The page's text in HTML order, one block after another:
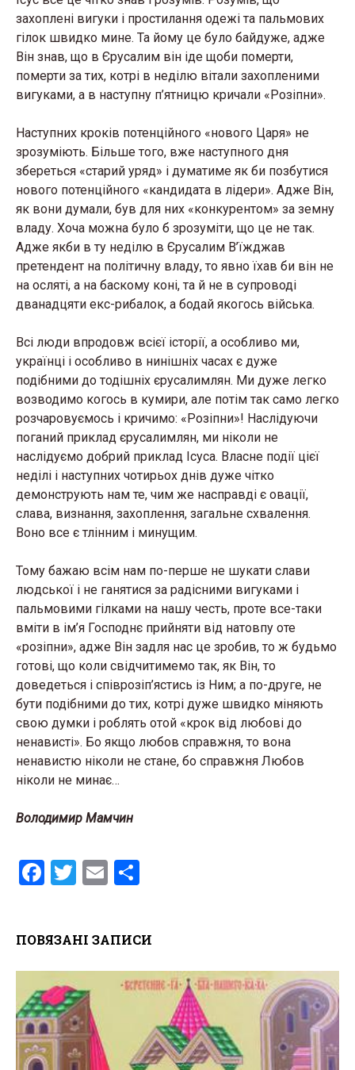
захоплені вигуки і простилання одежі та пальмових
гілок швидко мине. Та йому це було байдуже, адже
Він знав, що в Єрусалим він іде щоби померти,
померти за тих, котрі в неділю вітали захопленими
вигуками, а в наступну п’ятницю кричали «Розіпни».
Наступних кроків потенційного «нового Царя» не
зрозуміють. Більше того, вже наступного дня
збереться «старий уряд» і думатиме як би позбутися
нового потенційного «кандидата в лідери». Адже Він,
як вони думали, був для них «конкурентом» за земну
владу. Хоча можна було б зрозуміти, що це не так.
Адже якби в ту неділю в Єрусалим В’їжджав
претендент на політичну владу, то явно їхав би він не
на осляті, а на баскому коні, та й не в супроводі
дванадцяти екс-рибалок, а бодай якогось війська.
Всі люди впродовж всієї історії, а особливо ми,
українці і особливо в нинішніх часах є дуже
подібними до тодішніх єрусалимлян. Ми дуже легко
возводимо когось в кумири, але потім так само легко
розчаровуємось і кричимо: «Розіпни»! Наслідуючи
поганий приклад єрусалимлян, ми ніколи не
наслідуємо добрий приклад Ісуса. Власне події цієї
неділі і наступних чотирьох днів дуже чітко
демонструють нам те, чим же насправді є овації,
слава, визнання, захоплення, загальне схвалення.
Воно все є тлінним і минущим.
Тому бажаю всім нам по-перше не шукати слави
людської і не ганятися за радісними вигуками і
пальмовими гілками на нашу честь, проте все-таки
вміти в ім’я Господнє прийняти від натовпу оте
«розіпни», адже Він задля нас це зробив, то ж будьмо
готові, що коли свідчитимемо так, як Він, то
доведеться і співрозіп’ястись із Ним; а по-друге, не
бути подібними до тих, котрі дуже швидко міняють
свою думки і роблять отой «крок від любові до
ненависті». Бо якщо любов справжня, то вона
ненавистю ніколи не стане, бо справжня Любов
ніколи не минає…
Володимир Мамчин
F
b
o
o
k
T
er
E
e
ПОВЯЗАНІ ЗАПИСИ